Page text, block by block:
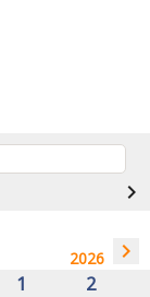
navigate_next
2026 navigate_next
1
2